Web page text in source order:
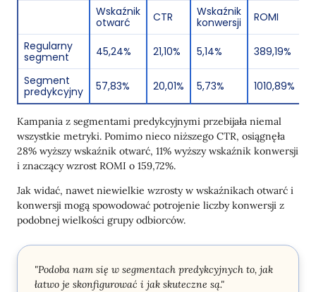
Wskaźnik
otwarć
CTR
Wskaźnik
konwersji
ROMI
Regularny
segment
45,24% 21,10% 5,14% 389,19%
Segment
predykcyjny
57,83% 20,01% 5,73% 1010,89%
Kampania z segmentami predykcyjnymi przebijała niemal
wszystkie metryki. Pomimo nieco niższego CTR, osiągnęła
28% wyższy wskaźnik otwarć, 11% wyższy wskaźnik konwersji
i znaczący wzrost ROMI o 159,72%.
Jak widać, nawet niewielkie wzrosty w wskaźnikach otwarć i
konwersji mogą spowodować potrojenie liczby konwersji z
podobnej wielkości grupy odbiorców.
"Podoba nam się w segmentach predykcyjnych to, jak
łatwo je skonfigurować i jak skuteczne są."